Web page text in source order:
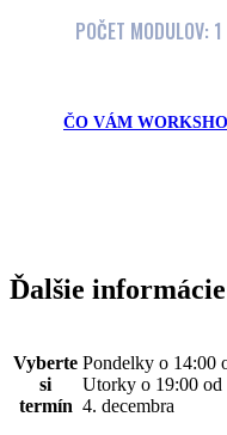
POČET MODULOV:
ČO VÁM
Ďalšie informácie
Vyberte
si
termín
Pondelky o 14:00
Utorky o 19:00 od
4. decembra